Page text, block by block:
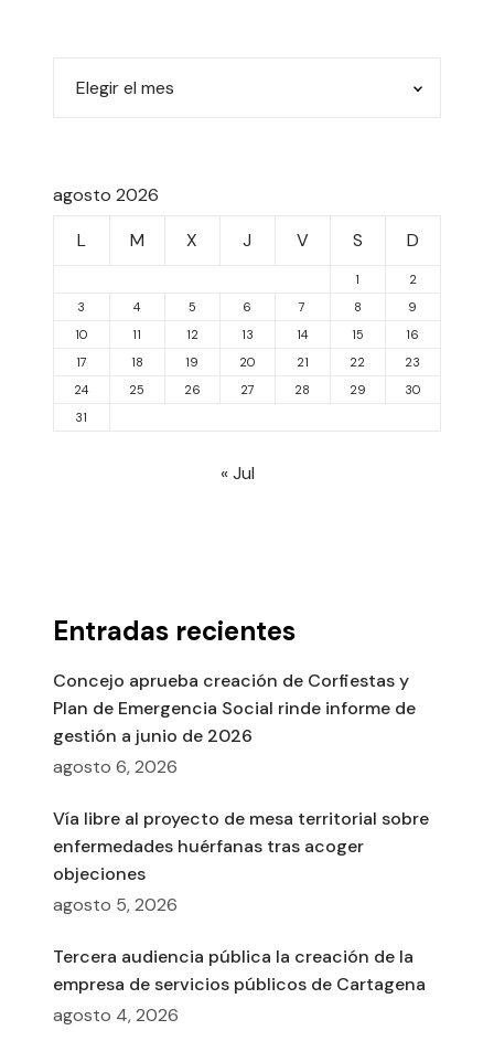
agosto 2026
L
M X J V S D
1
2
3
4 5 6 7 8
9
10
11 12 13 14 15
16
17
18 19 20 21 22
23
24
25 26 27 28 29
30
31
« Jul
Entradas recientes
Concejo aprueba creación de Corfiestas y
Plan de Emergencia Social rinde informe de
gestión a junio de 2026
agosto 6, 2026
Vía libre al proyecto de mesa territorial sobre
enfermedades huérfanas tras acoger
objeciones
agosto 5, 2026
Tercera audiencia pública la creación de la
empresa de servicios públicos de Cartagena
agosto 4, 2026